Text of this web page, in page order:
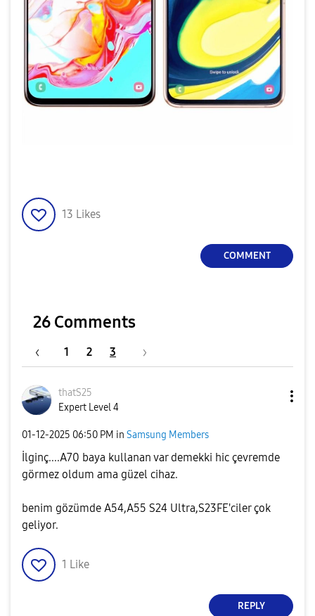
13 Likes
COMMENT
26 Comments
1 2 3
thatS25
Expert Level 4
‎01-12-2025 06:50 PM in Samsung Members
İlginç....A70 baya kullanan var demekki hic çevremde
görmez oldum ama güzel cihaz.
benim gözümde A54,A55 S24 Ultra,S23FE'ciler çok
geliyor.
1 Like
REPLY